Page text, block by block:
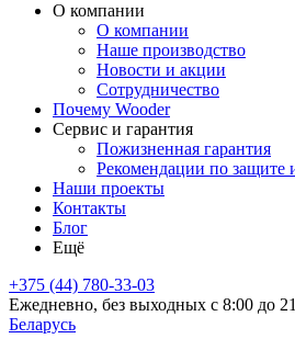
О компании
О компании
Наше производство
Новости и акции
Сотрудничество
Почему Wooder
Сервис и гарантия
Пожизненная гарантия
Рекомендации по защите
Наши проекты
Контакты
Блог
Ещё
+375 (44) 780-33-03
Ежедневно, без выходных с 8:00 до
Беларусь